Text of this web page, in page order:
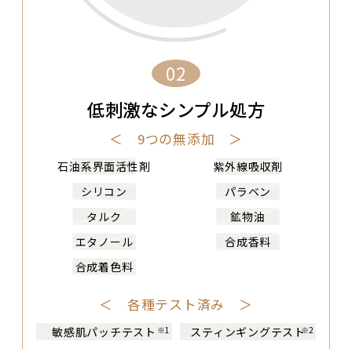
02
低刺激なシンプル処方
＜ 9つの無添加 ＞
石油系界面活性剤
紫外線吸収剤
シリコン
パラベン
タルク
鉱物油
エタノール
合成香料
合成着色料
＜ 各種テスト済み ＞
敏感肌パッチテスト スティンギングテスト